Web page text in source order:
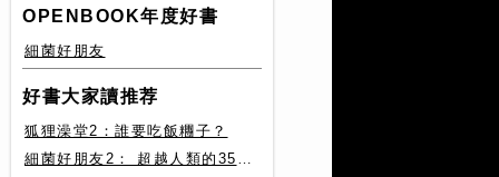
OPENBOOK年度好書
細菌好朋友
好書大家讀推荐
狐狸澡堂2：誰要吃飯糰子？
細菌好朋友2： 超越人類的35種細菌生存絕技